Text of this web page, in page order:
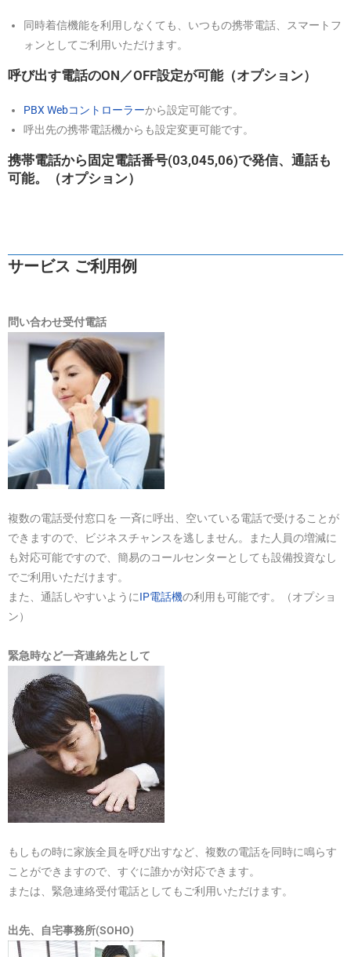
同時着信機能を利用しなくても、いつもの携帯電話、スマートフ
ォンとしてご利用いただけます。
呼び出す電話のON／OFF設定が可能（オプション）
PBX Webコントローラーから設定可能です。
呼出先の携帯電話機からも設定変更可能です。
携帯電話から固定電話番号(03,045,06)で発信、通話も
可能。（オプション）
サービス ご利用例
問い合わせ受付電話
複数の電話受付窓口を 一斉に呼出、空いている電話で受けることが
できますので、ビジネスチャンスを逃しません。また人員の増減に
も対応可能ですので、簡易のコールセンターとしても設備投資なし
でご利用いただけます。
また、通話しやすいようにIP電話機の利用も可能です。（オプショ
ン）
緊急時など一斉連絡先として
もしもの時に家族全員を呼び出すなど、複数の電話を同時に鳴らす
ことができますので、すぐに誰かが対応できます。
または、緊急連絡受付電話としてもご利用いただけます。
出先、自宅事務所(SOHO)